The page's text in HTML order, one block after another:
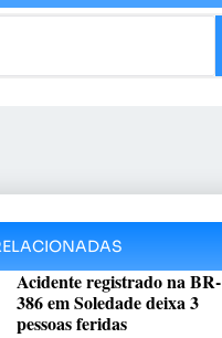
Acidente registrado na BR-
386 em Soledade deixa 3
pessoas feridas